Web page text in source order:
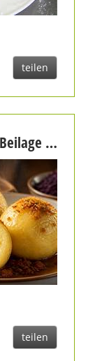
teilen
Original Thüringer Klöße als Beilage zum Hirschbraten
teilen